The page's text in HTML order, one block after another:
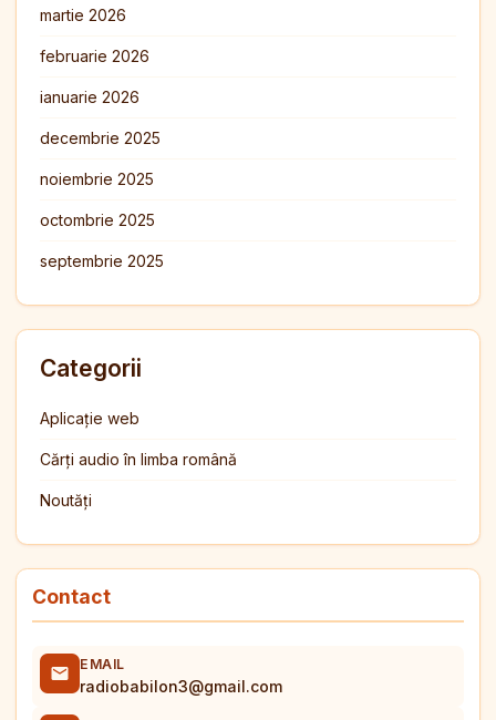
martie 2026
februarie 2026
ianuarie 2026
decembrie 2025
noiembrie 2025
octombrie 2025
septembrie 2025
Categorii
Aplicație web
Cărți audio în limba română
Noutăți
Contact
EMAIL
radiobabilon3@gmail.com